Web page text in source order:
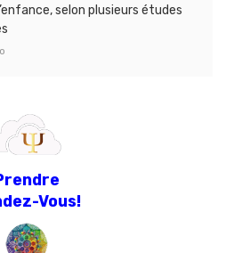
selon plusieurs études
Vous!